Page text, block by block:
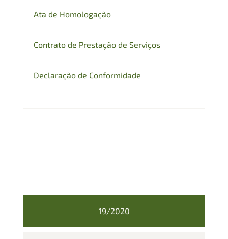
Ata de Homologação
Contrato de Prestação de Serviços
Declaração de Conformidade
19/2020